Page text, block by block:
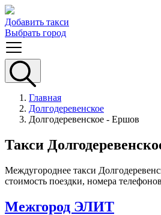
Добавить такси
Выбрать город
Главная
Долгодеревенское
Долгодеревенское - Ершов
Такси
Междугороднее такси
стоимость поездки, номера
Межгород ЭЛИТ